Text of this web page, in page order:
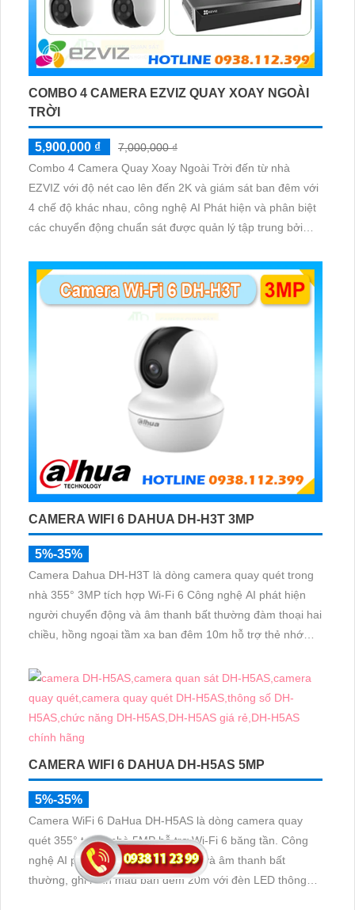
COMBO 4 CAMERA EZVIZ QUAY XOAY NGOÀI
TRỜI
5,900,000 ₫
7,000,000 ₫
Combo 4 Camera Quay Xoay Ngoài Trời đến từ nhà
EZVIZ với độ nét cao lên đến 2K và giám sát ban đêm với
4 chế độ khác nhau, công nghệ AI Phát hiện và phân biệt
các chuyển động chuẩn sát được quản lý tập trung bởi
CAMERA WIFI 6 DAHUA DH-H3T 3MP
5%-35%
Camera Dahua DH-H3T là dòng camera quay quét trong
nhà 355° 3MP tích hợp Wi-Fi 6 Công nghệ AI phát hiện
người chuyển động và âm thanh bất thường đàm thoại hai
chiều, hồng ngoại tầm xa ban đêm 10m hỗ trợ thẻ nhớ
DMSS
CAMERA WIFI 6 DAHUA DH-H5AS 5MP
5%-35%
Camera WiFi 6 DaHua DH-H5AS là dòng camera quay
quét 355° trong nhà 5MP hỗ trợ Wi-Fi 6 băng tần. Công
nghệ AI phát hiện người, thú cưng và âm thanh bất
thường, ghi hình màu ban đêm 20m với đèn LED thông